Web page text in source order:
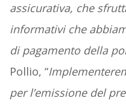
assicurativa, che
informativi che
di pagamento della
Pollio, “
per l’emissione del